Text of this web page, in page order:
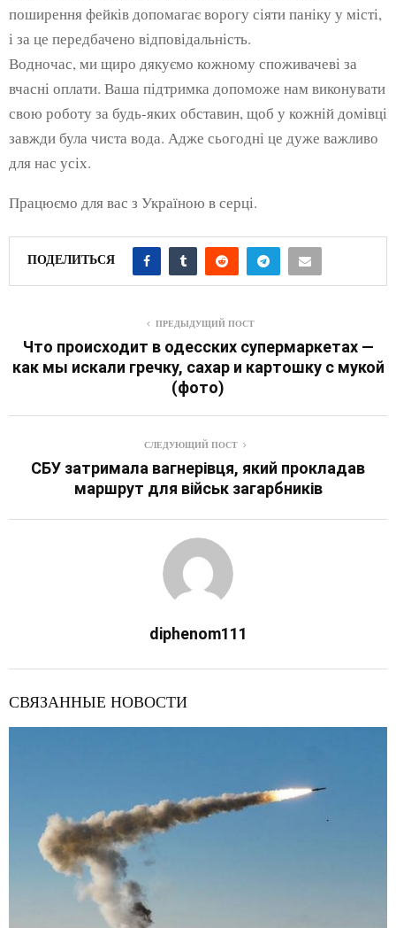
поширення фейків допомагає ворогу сіяти паніку у місті,
і за це передбачено відповідальність.
Водночас, ми щиро дякуємо кожному споживачеві за
вчасні оплати. Ваша підтримка допоможе нам виконувати
свою роботу за будь-яких обставин, щоб у кожній домівці
завжди була чиста вода. Адже сьогодні це дуже важливо
для нас усіх.
Працюємо для вас з Україною в серці.
ПОДЕЛИТЬСЯ
ПРЕДЫДУЩИЙ ПОСТ
Что происходит в одесских супермаркетах —
как мы искали гречку, сахар и картошку с мукой
(фото)
СЛЕДУЮЩИЙ ПОСТ
СБУ затримала вагнерівця, який прокладав
маршрут для військ загарбників
diphenom111
СВЯЗАННЫЕ НОВОСТИ